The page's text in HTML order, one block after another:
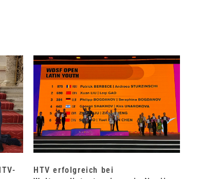
HTV erfolgreich bei